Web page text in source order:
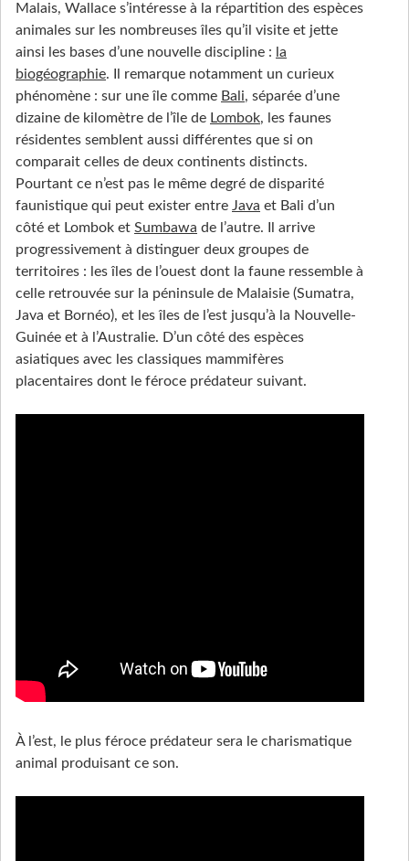
Malais, Wallace s’intéresse à la répartition des espèces
animales sur les nombreuses îles qu’il visite et jette
ainsi les bases d’une nouvelle discipline : la
biogéographie. Il remarque notamment un curieux
phénomène : sur une île comme Bali, séparée d’une
dizaine de kilomètre de l’île de Lombok, les faunes
résidentes semblent aussi différentes que si on
comparait celles de deux continents distincts.
Pourtant ce n’est pas le même degré de disparité
faunistique qui peut exister entre Java et Bali d’un
côté et Lombok et Sumbawa de l’autre. Il arrive
progressivement à distinguer deux groupes de
territoires : les îles de l’ouest dont la faune ressemble à
celle retrouvée sur la péninsule de Malaisie (Sumatra,
Java et Bornéo), et les îles de l’est jusqu’à la Nouvelle-
Guinée et à l’Australie. D’un côté des espèces
asiatiques avec les classiques mammifères
placentaires dont le féroce prédateur suivant.
À l’est, le plus féroce prédateur sera le charismatique
animal produisant ce son.